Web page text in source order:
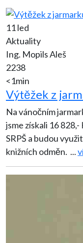
11 led
Aktuality
Ing. Mopils Aleš
2238
<1min
Výtěžek z
Na vánočním
jsme získali 16
SRPŠ a budou
knižních odměn. ...